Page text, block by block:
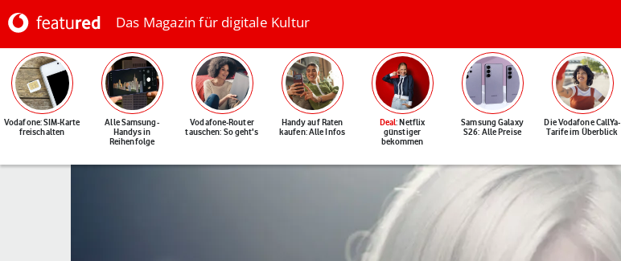
Das Magazin für digitale Kultur
Vodafone: SIM-Karte
freischalten
Alle Samsung-
Handys in
Reihenfolge
Vodafone-Router
tauschen: So geht's
Handy auf Raten
kaufen: Alle Infos
Deal: Netflix
günstiger
bekommen
Samsung Galaxy
S26: Alle Preise
Die Vodafone CallYa-
Tarife im Überblick